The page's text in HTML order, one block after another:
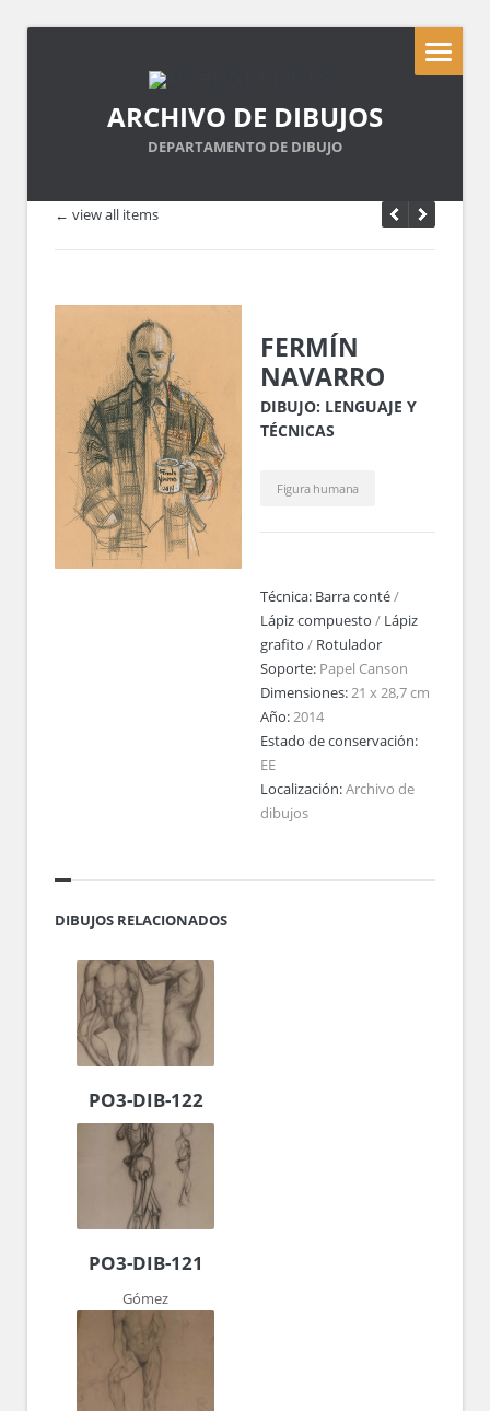
ARCHIVO DE DIBUJOS
DEPARTAMENTO DE DIBUJO
← view all items
FERMÍN
NAVARRO
DIBUJO: LENGUAJE Y
TÉCNICAS
Figura humana
Técnica: Barra conté/
Lápiz compuesto / Lápiz
grafito / Rotulador
Soporte: Papel Canson
Dimensiones:21 x 28,7 cm
Año:2014
Estado de conservación:
EE
Localización:Archivo de
dibujos
DIBUJOS RELACIONADOS
PO3-DIB-122
PO3-DIB-121
Gómez